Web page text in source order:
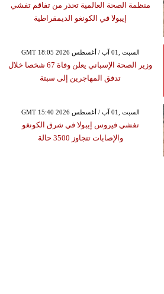
منظمة الصحة العالمية تحذر من تفاقم تفشي
إيبولا في الكونغو الديمقراطية
GMT 18:05 2026 السبت ,01 آب / أغسطس
وزير الصحة الإسباني يعلن وفاة 67 شخصا خلال
تدفق المهاجرين إلى سبتة
GMT 15:40 2026 السبت ,01 آب / أغسطس
تفشي فيروس إيبولا في شرق الكونغو
والإصابات تتجاوز 3500 حالة